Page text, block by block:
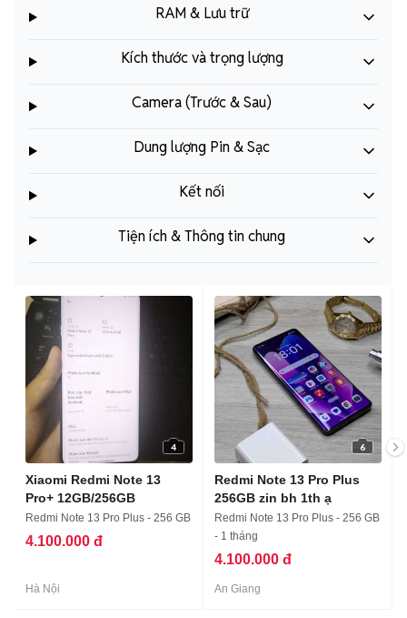
RAM & Lưu trữ
Kích thước và trọng lượng
Camera (Trước & Sau)
Dung lượng Pin & Sạc
Kết nối
Tiện ích & Thông tin chung
4
Xiaomi Redmi Note 13
Pro+ 12GB/256GB
Redmi Note 13 Pro Plus - 256 GB
4.100.000 đ
Hà Nội
6
Redmi Note 13 Pro Plus
256GB zin bh 1th ạ
Redmi Note 13 Pro Plus - 256 GB
- 1 tháng
4.100.000 đ
An Giang